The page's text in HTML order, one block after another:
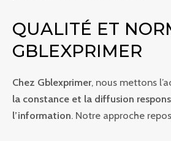
QUALITÉ ET
GBLEXPRIMER
Chez Gblexprimer, nous mettons
la constance et la diffusion
l’information. Notre approche